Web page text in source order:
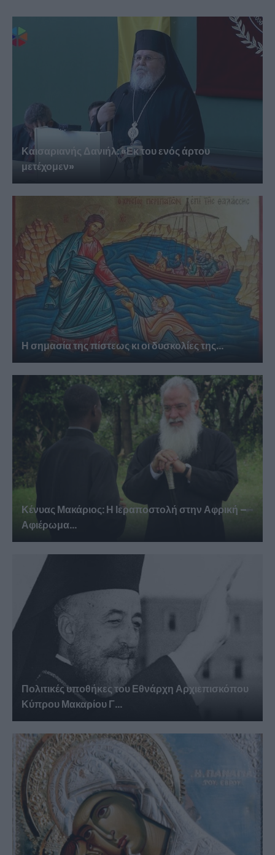
Καισαριανής Δανιήλ: «Εκ του ενός άρτου
μετέχομεν»
Η σημασία της πίστεως κι οι δυσκολίες της...
Κένυας Μακάριος: Η Ιεραποστολή στην Αφρική –
Αφιέρωμα...
Πολιτικές υποθήκες του Εθνάρχη Αρχιεπισκόπου
Κύπρου Μακαρίου Γ...